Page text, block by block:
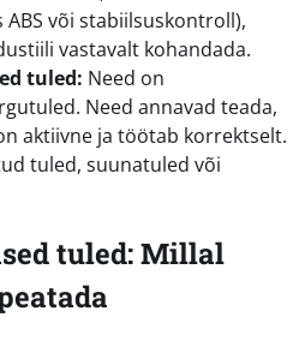
või stabiilsuskontroll),
vastavalt kohandada.
tuled: Need on
Need annavad teada,
aktiivne ja töötab korrektselt.
tuled, suunatuled või
tuled: Millal